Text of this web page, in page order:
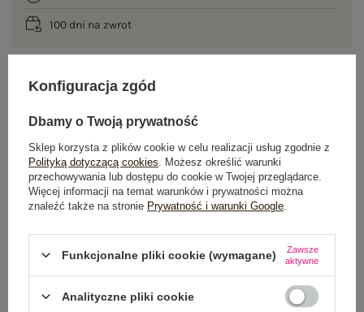
100 dni na zwrot
OPIS PRODUKTU
OPINIE O PRODUKCIE (3)
WYSYŁKA I DOSTAWA
ZWROTY I REKLAMACJE
Konfiguracja zgód
Dbamy o Twoją prywatność
Sklep korzysta z plików cookie w celu realizacji usług zgodnie z
Polityką dotyczącą cookies . Możesz określić warunki
przechowywania lub dostępu do cookie w Twojej przeglądarce.
Więcej informacji na temat warunków i prywatności można
znaleźć także na stronie Prywatność i warunki Google
Funkcjonalne pliki cookie (wymagane)
Zawsze
aktywne
Analityczne pliki cookie